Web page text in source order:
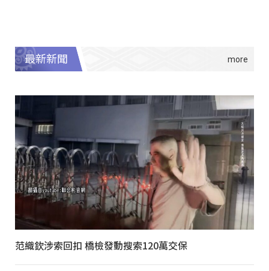
最新新聞
范織欽涉索回扣 橋檢發動搜索120萬交保